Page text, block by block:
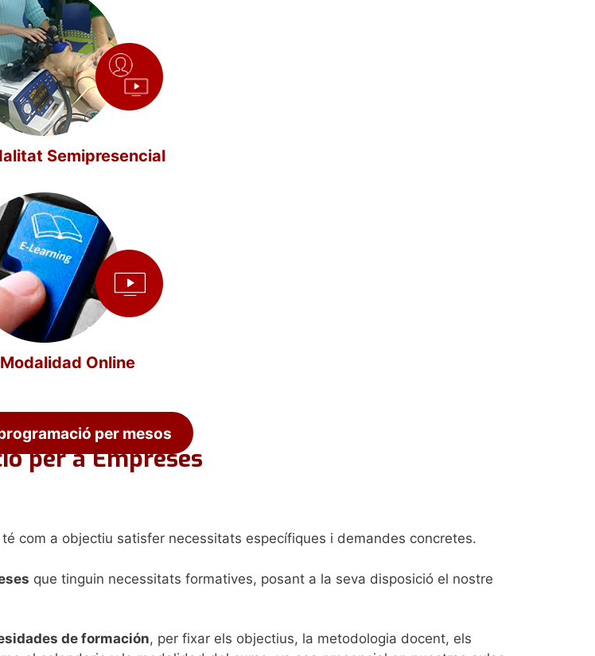
Semipresencial
Modalidad Online
per mesos
per a Empreses
com a objectiu satisfer necessitats específiques i demandes concretes.
que tinguin necessitats formatives, posant a la seva disposició el nostre
de formación, per fixar els objectius, la metodologia docent, els